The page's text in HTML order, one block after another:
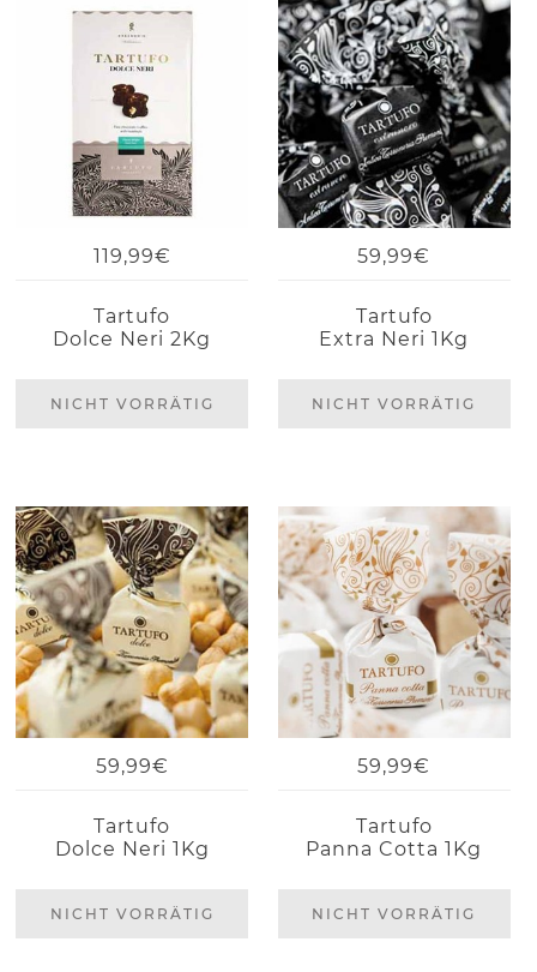
119,99€
Tartufo
Dolce Neri 2Kg
NICHT VORRÄTIG
59,99€
Tartufo
Extra Neri 1Kg
NICHT VORRÄTIG
59,99€
Tartufo
Dolce Neri 1Kg
NICHT VORRÄTIG
59,99€
Tartufo
Panna Cotta 1Kg
NICHT VORRÄTIG